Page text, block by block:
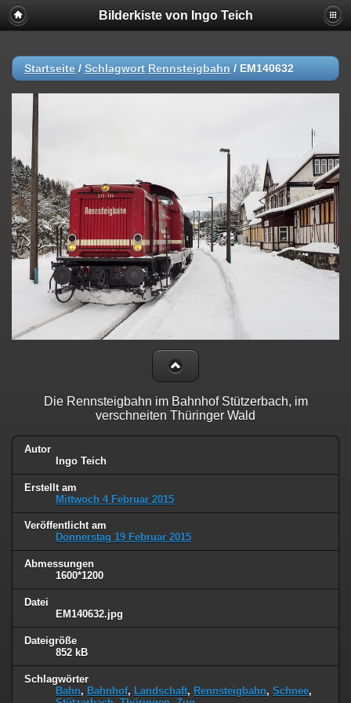
Bilderkiste von Ingo Teich
Startseite / Schlagwort Rennsteigbahn / EM140632
Die Rennsteigbahn im Bahnhof Stützerbach, im
verschneiten Thüringer Wald
Autor
Ingo Teich
Erstellt am
Mittwoch 4 Februar 2015
Veröffentlicht am
Donnerstag 19 Februar 2015
Abmessungen
1600*1200
Datei
EM140632.jpg
Dateigröße
852 kB
Schlagwörter
Bahn, Bahnhof, Landschaft, Rennsteigbahn, Schnee,